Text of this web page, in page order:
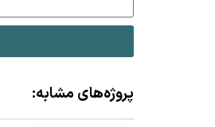
پروژه‌های مشابه: